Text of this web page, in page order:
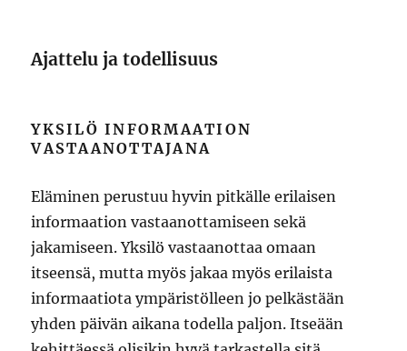
Ajattelu ja todellisuus
YKSILÖ INFORMAATION
VASTAANOTTAJANA
Eläminen perustuu hyvin pitkälle erilaisen
informaation vastaanottamiseen sekä
jakamiseen. Yksilö vastaanottaa omaan
itseensä, mutta myös jakaa myös erilaista
informaatiota ympäristölleen jo pelkästään
yhden päivän aikana todella paljon. Itseään